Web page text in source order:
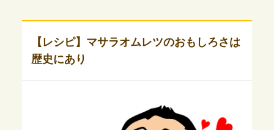
【レシピ】マサラオムレツのおもしろさは
歴史にあり